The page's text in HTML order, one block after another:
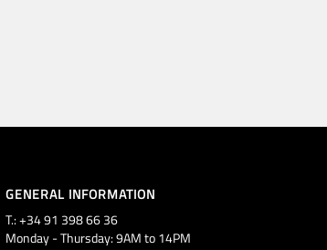
GENERAL INFORMATION
T.: +34 91 398 66 36
Monday - Thursday: 9AM to 14PM